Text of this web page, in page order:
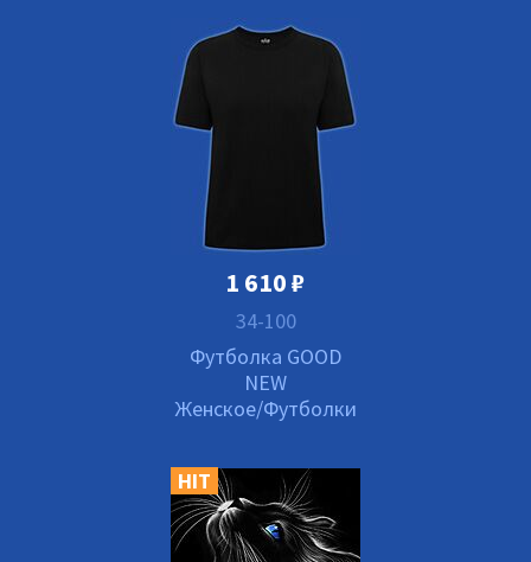
1 610₽
34-100
Футболка GOOD
NEW
Женское/Футболки
HIT